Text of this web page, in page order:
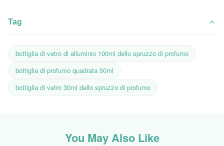
Tag
bottiglia di vetro di alluminio 100ml dello spruzzo di profumo
bottiglia di profumo quadrata 50ml
bottiglia di vetro 30ml dello spruzzo di profumo
You May Also Like